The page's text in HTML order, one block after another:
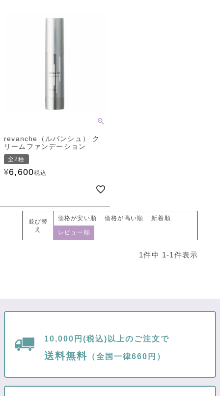
revanche（ルバンシュ） ク
リームファンデーション
全2種
¥6,600税込
並び替
え
価格が安い順 価格が高い順 新着順
レビュー順
1件中 1-1 件表示
10,000円(税込)以上のご注文で
送料無料 （全国一律660円）